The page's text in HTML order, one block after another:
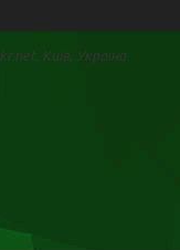
Київ, Україна